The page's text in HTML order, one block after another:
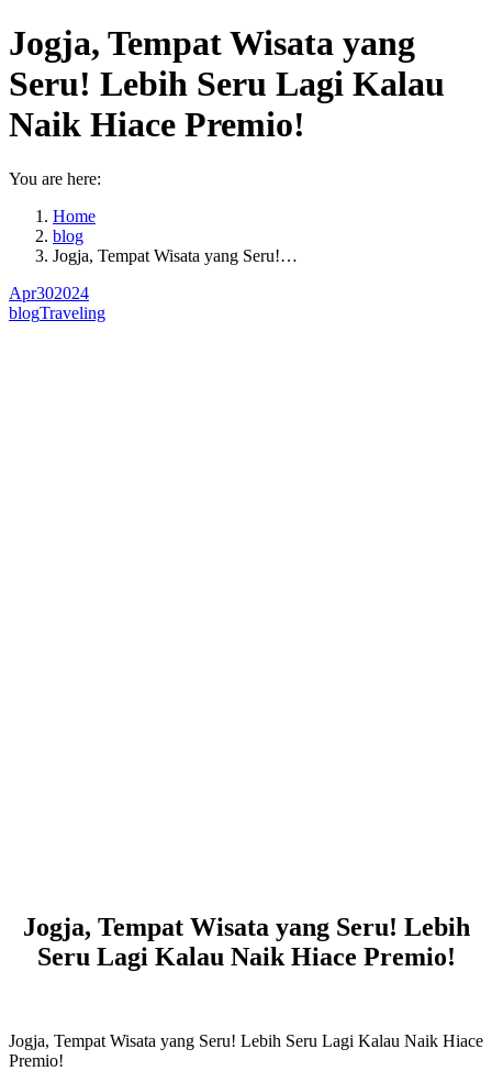
Jogja, Tempat Wisata yang
Seru! Lebih Seru Lagi Kalau
Naik Hiace Premio!
You are here:
Home
blog
Jogja, Tempat Wisata yang Seru!…
Apr302024
blogTraveling
Jogja, Tempat Wisata yang Seru! Lebih
Seru Lagi Kalau Naik Hiace Premio!
Jogja, Tempat Wisata yang Seru! Lebih Seru Lagi Kalau Naik Hiace
Premio!